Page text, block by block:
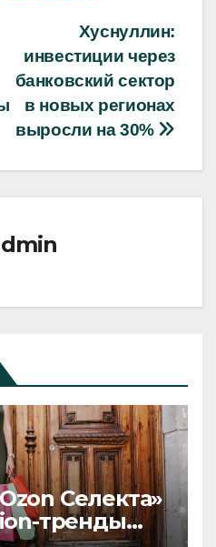
Хуснуллин:
инвестиции через
банковский сектор
в новых регионах
выросли на 30%
Селекта»
тренды